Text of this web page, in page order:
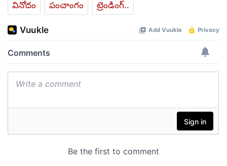
వినోదం
పంచాంగం ట్రెండింగ్..